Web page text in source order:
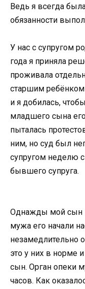
Ведь я всегда
обязанности
У нас с супругом
года я приняла
проживала
старшим
и я добилась,
младшего сына
пыталась
ним, но суд был
супругом неделю
бывшего супруга.
Однажды мой сын
мужа его начали
незамедлительно
это у них в норме
сын. Орган опеки
часов. Как